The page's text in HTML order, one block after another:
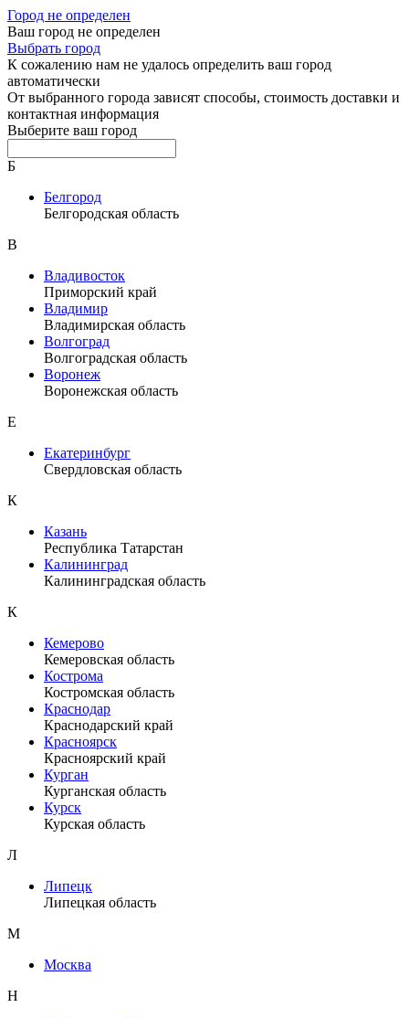
Город не определен
Ваш город не определен
Выбрать город
К сожалению нам не удалось определить ваш город
автоматически
От выбранного города зависят способы, стоимость доставки и
контактная информация
Выберите ваш город
Б
Белгород
Белгородская область
В
Владивосток
Приморский край
Владимир
Владимирская область
Волгоград
Волгоградская область
Воронеж
Воронежская область
Е
Екатеринбург
Свердловская область
К
Казань
Республика Татарстан
Калининград
Калининградская область
К
Кемерово
Кемеровская область
Кострома
Костромская область
Краснодар
Краснодарский край
Красноярск
Красноярский край
Курган
Курганская область
Курск
Курская область
Л
Липецк
Липецкая область
М
Москва
Н